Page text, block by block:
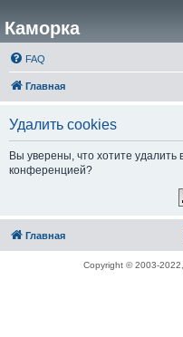
Каморка
FAQ
Главная
Удалить cookies
Вы уверены, что хотите
конференцией?
Главная
Copyright © 2003-2022,